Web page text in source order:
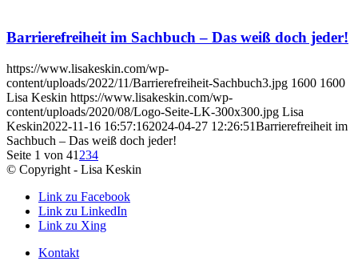
Barrierefreiheit im Sachbuch – Das weiß doch jeder!
https://www.lisakeskin.com/wp-
content/uploads/2022/11/Barrierefreiheit-Sachbuch3.jpg 1600 1600
Lisa Keskin https://www.lisakeskin.com/wp-
content/uploads/2020/08/Logo-Seite-LK-300x300.jpg Lisa
Keskin2022-11-16 16:57:162024-04-27 12:26:51Barrierefreiheit im
Sachbuch – Das weiß doch jeder!
Seite 1 von 41 234
© Copyright - Lisa Keskin
Link zu Facebook
Link zu LinkedIn
Link zu Xing
Kontakt